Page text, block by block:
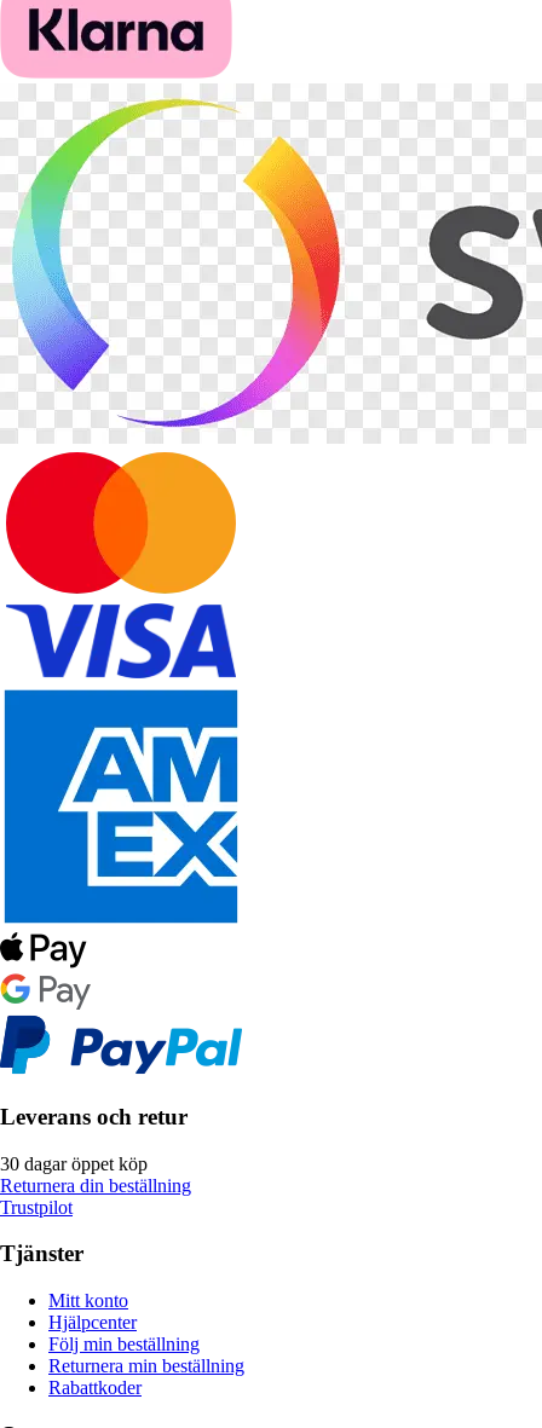
Leverans och retur
30 dagar öppet köp
Returnera din beställning
Trustpilot
Tjänster
Mitt konto
Hjälpcenter
Följ min beställning
Returnera min beställning
Rabattkoder